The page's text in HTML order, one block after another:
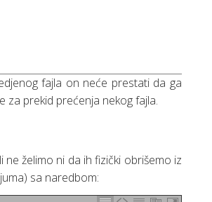
fajla on neće prestati da ga
za prekid prećenja nekog fajla.
želimo ni da ih fizički obrišemo iz
sa naredbom: